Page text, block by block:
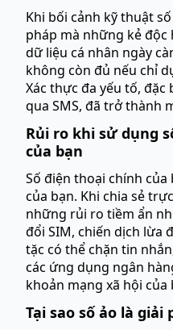
Khi bối cảnh kỹ thuật
pháp mà những kẻ độc
dữ liệu cá nhân ngày
không còn đủ nếu chỉ
Xác thực đa yếu tố,
qua SMS, đã trở thành
Rủi ro khi sử dụng
của bạn
Số điện thoại chính
của bạn. Khi chia sẻ
những rủi ro tiềm ẩn
đổi SIM, chiến dịch lừa
tặc có thể chặn tin
các ứng dụng ngân
khoản mạng xã hội của
Tại sao số ảo là giải